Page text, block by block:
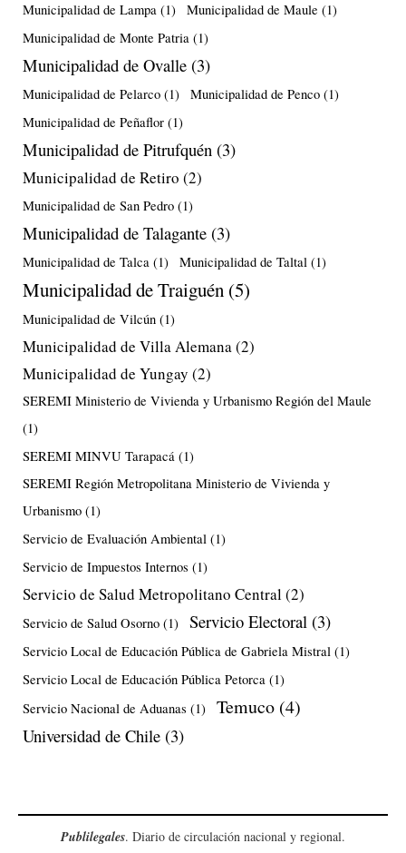
Municipalidad de Lampa (1) Municipalidad de Maule (1)
Municipalidad de Monte Patria (1)
Municipalidad de Ovalle (3)
Municipalidad de Pelarco (1) Municipalidad de Penco (1)
Municipalidad de Peñaflor (1)
Municipalidad de Pitrufquén (3)
Municipalidad de Retiro (2)
Municipalidad de San Pedro (1)
Municipalidad de Talagante (3)
Municipalidad de Talca (1) Municipalidad de Taltal (1)
Municipalidad de Traiguén (5)
Municipalidad de Vilcún (1)
Municipalidad de Villa Alemana(2)
Municipalidad de Yungay (2)
SEREMI Ministerio de Vivienda y Urbanismo Región del Maule
(1)
SEREMI MINVU Tarapacá (1)
SEREMI Región Metropolitana Ministerio de Vivienda y
Urbanismo (1)
Servicio de Evaluación Ambiental (1)
Servicio de Impuestos Internos (1)
Servicio de Salud Metropolitano Central(2)
Servicio de Salud Osorno (1) Servicio Electoral (3)
Servicio Local de Educación Pública de Gabriela Mistral (1)
Servicio Local de Educación Pública Petorca (1)
Servicio Nacional de Aduanas (1) Temuco (4)
Universidad de Chile (3)
Publilegales. Diario de circulación nacional y regional.